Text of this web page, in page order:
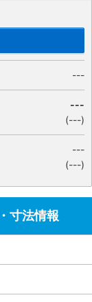
---
---
(---)
---
(---)
寸法情報